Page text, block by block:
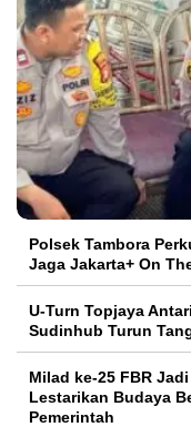
Polsek Tambora
Jaga Jakarta+ On
U-Turn Topjaya
Sudinhub Turun
Milad ke-25 FBR
Lestarikan Budaya
Pemerintah